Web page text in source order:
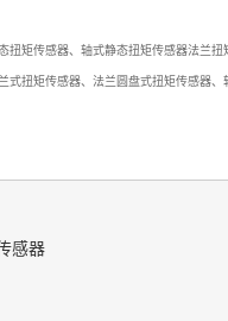
扭矩传感器、轴式静态扭矩传感器法兰
式扭矩传感器、法兰圆盘式扭矩传感器
感器